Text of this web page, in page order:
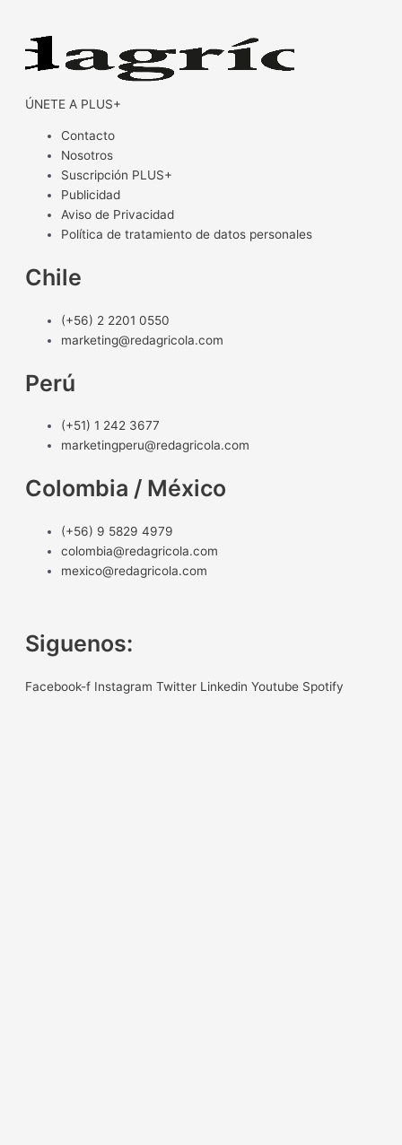
ÚNETE A PLUS+
Contacto
Nosotros
Suscripción PLUS+
Publicidad
Aviso de Privacidad
Política de tratamiento de datos personales
Chile
(+56) 2 2201 0550
marketing@redagricola.com
Perú
(+51) 1 242 3677
marketingperu@redagricola.com
Colombia / México
(+56) 9 5829 4979
colombia@redagricola.com
mexico@redagricola.com
Siguenos:
Facebook-f Instagram Twitter Linkedin Youtube Spotify